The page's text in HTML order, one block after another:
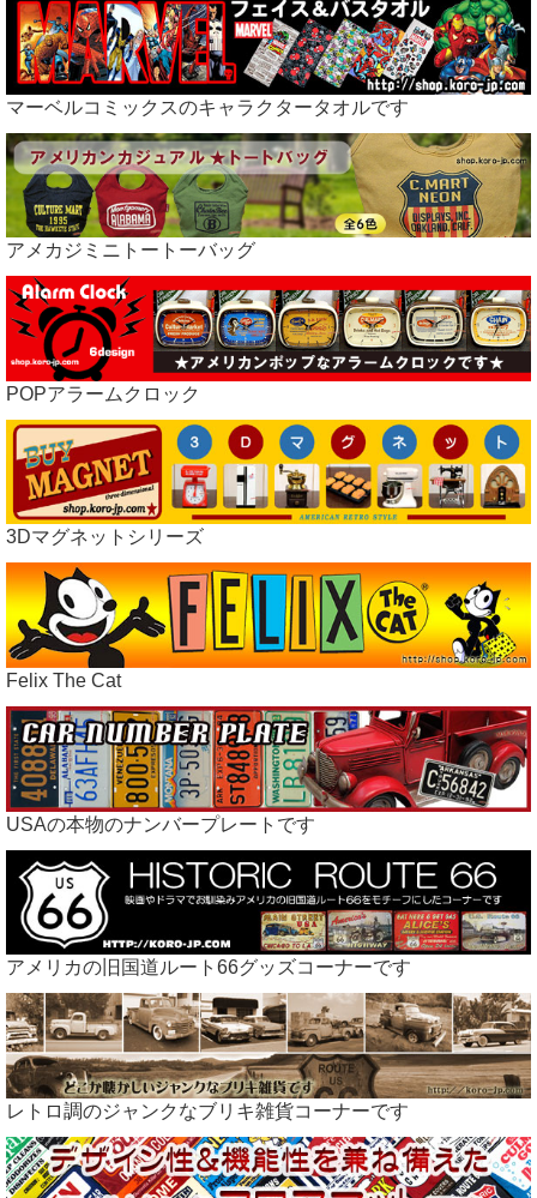
マーベルコミックスのキャラクタータオルです
アメカジミニトートーバッグ
POPアラームクロック
3Dマグネットシリーズ
Felix The Cat
USAの本物のナンバープレートです
アメリカの旧国道ルート66グッズコーナーです
レトロ調のジャンクなブリキ雑貨コーナーです